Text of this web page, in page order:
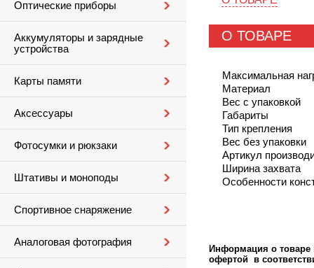
Оптические приборы
Аккумуляторы и зарядные
устройства
Карты памяти
Аксессуары
Фотосумки и рюкзаки
Штативы и моноподы
Спортивное снаряжение
Аналоговая фотография
О ТОВАРЕ
Максимальная
Материал
Вес с упаковкой
Габариты
Тип крепления
Вес без упаковки
Артикул
Ширина захвата
Особенности
Информация о товаре
офертой в